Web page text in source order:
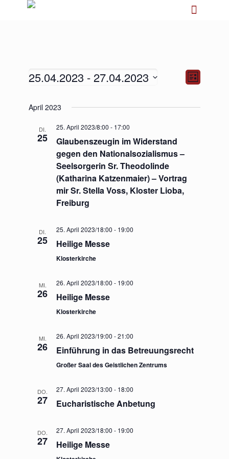
Ansichten-
Navigation
Ansichten-
Liste
25.04.2023 - 27.04.2023
wählen.
April 2023
DI.
25
25. April 2023/8:00 - 17:00
Glaubenszeugin im Widerstand
gegen den Nationalsozialismus –
Seelsorgerin Sr. Theodolinde
(Katharina Katzenmaier) – Vortrag
mir Sr. Stella Voss, Kloster Lioba,
Freiburg
DI.
25
25. April 2023/18:00 - 19:00
Heilige Messe
Klosterkirche
MI.
26
26. April 2023/18:00 - 19:00
Heilige Messe
Klosterkirche
MI.
26
26. April 2023/19:00 -21:00
Einführung in das Betreuungsrecht
Großer Saal des Geistlichen Zentrums
DO.
27
27. April 2023/13:00 - 18:00
Eucharistische Anbetung
DO.
27
27. April 2023/18:00 - 19:00
Heilige Messe